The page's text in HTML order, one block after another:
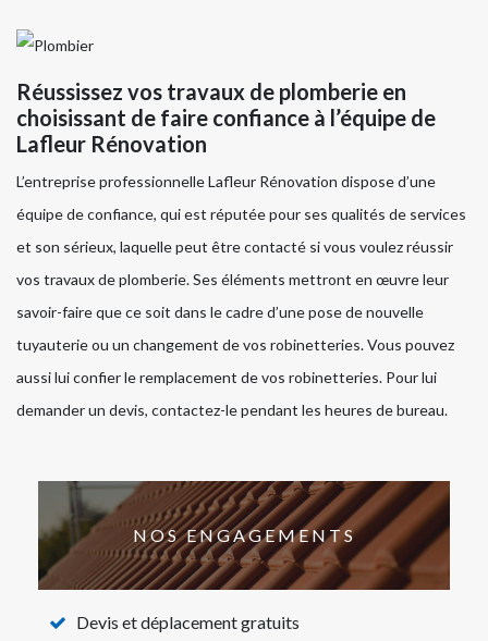
Réussissez vos travaux de plomberie en
choisissant de faire confiance à l’équipe de
Lafleur Rénovation
L’entreprise professionnelle Lafleur Rénovation dispose d’une
équipe de confiance, qui est réputée pour ses qualités de services
et son sérieux, laquelle peut être contacté si vous voulez réussir
vos travaux de plomberie. Ses éléments mettront en œuvre leur
savoir-faire que ce soit dans le cadre d’une pose de nouvelle
tuyauterie ou un changement de vos robinetteries. Vous pouvez
aussi lui confier le remplacement de vos robinetteries. Pour lui
demander un devis, contactez-le pendant les heures de bureau.
NOS ENGAGEMENTS
Devis et déplacement gratuits